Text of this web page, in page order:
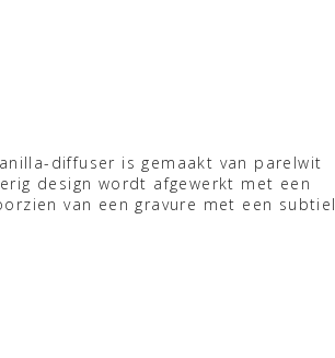
diffuser is gemaakt van parelwit
design wordt afgewerkt met een
van een gravure met een subtiel